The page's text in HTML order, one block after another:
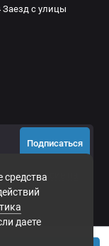
даете
Заезд с улицы
Подписаться
согласие на